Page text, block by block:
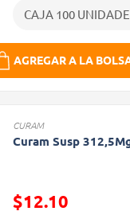
AGREGAR A LA
CURAM
Curam Susp
$12.10